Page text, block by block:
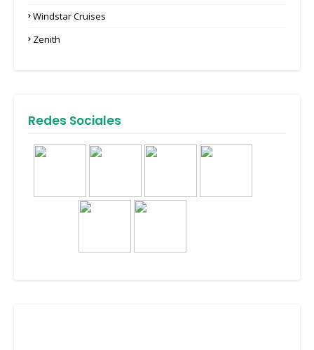
Windstar Cruises
Zenith
Redes Sociales